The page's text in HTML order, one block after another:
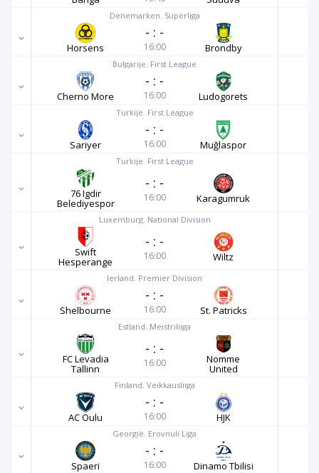
Denemarken. Superliga
Horsens
- : -
16:00 Brondby
Bulgarije. First League
Cherno More
- : -
16:00 Ludogorets
Turkije. First League
Sariyer
- : -
16:00 Muğlaspor
Turkije. First League
76 Igdir
Belediyespor
- : -
16:00 Karagumruk
Luxemburg. National Division
Swift
Hesperange
- : -
16:00 Wiltz
Ierland. Premier Division
Shelbourne
- : -
16:00 St. Patricks
Estland. Meistriliiga
FC Levadia
Tallinn
- : -
16:00 Nomme
United
Finland. Veikkausliiga
AC Oulu
- : -
16:00 HJK
Georgië. Erovnuli Liga
Spaeri
- : -
16:00 Dinamo Tbilisi